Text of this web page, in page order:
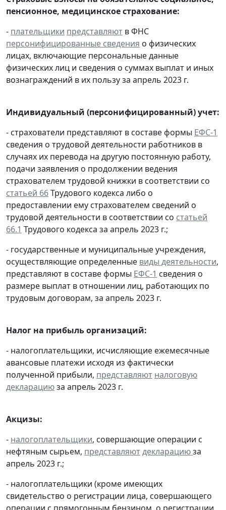
пенсионное, медицинское страхование:
- плательщики представляют в ФНС
персонифицированные сведения о физических
лицах, включающие персональные данные
физических лиц и сведения о суммах выплат и иных
вознаграждений в их пользу за апрель 2023 г.
Индивидуальный (персонифицированный) учет:
- страхователи представляют в составе формы ЕФС-1
сведения о трудовой деятельности работников в
случаях их перевода на другую постоянную работу,
подачи заявления о продолжении ведения
страхователем трудовой книжки в соответствии со
статьей 66Трудового кодекса либо о
предоставлении ему страхователем сведений о
трудовой деятельности в соответствии со статьей
66.1 Трудового кодекса за апрель 2023 г.;
- государственные и муниципальные учреждения,
осуществляющие определенные виды деятельности,
представляют в составе формы ЕФС-1 сведения о
размере выплат в отношении лиц, работающих по
трудовым договорам, за апрель 2023 г.
Налог на прибыль организаций:
- налогоплательщики, исчисляющие ежемесячные
авансовые платежи исходя из фактически
полученной прибыли, представляют налоговую
декларациюза апрель 2023 г.
Акцизы:
- налогоплательщики, совершающие операции с
нефтяным сырьем, представляютдекларациюза
апрель 2023 г.;
- налогоплательщики (кроме имеющих
свидетельство о регистрации лица, совершающего